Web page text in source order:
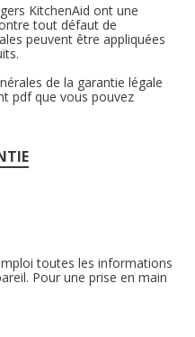
KitchenAid ont une
tout défaut de
peuvent être appliquées
de la garantie légale
pdf que vous pouvez
toutes les informations
Pour une prise en main